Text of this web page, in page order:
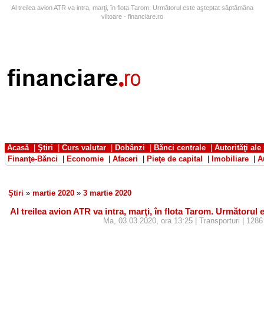
Al treilea avion ATR va intra, marţi, în flota Tarom. Următorul este aşteptat săptămâna
viitoare - financiare.ro
Acasă| Ştiri Curs valutar Dobânzi Bănci centrale
Autorităţi ale
Finanţe-Bănci
Economie Afaceri Pieţe de capital Imobiliare
Ştiri » martie 2020 » 3 martie 2020
Al treilea avion ATR va intra, marţi, în flota Tarom. Următorul
Ma, 03.03.2020, ora 13:25 | Transporturi |